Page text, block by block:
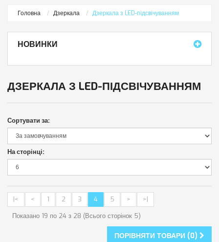
Головна Дзеркала Дзеркала з LED-підсвічуванням
НОВИНКИ
ДЗЕРКАЛА З LED-ПІДСВІЧУВАННЯМ
Сортувати за:
На сторінці:
|< < 1 2 3 4 5 >
>|
Показано 19 по 24 з 28 (Всього сторінок 5)
ПОРІВНЯТИ ТОВАРИ (0)